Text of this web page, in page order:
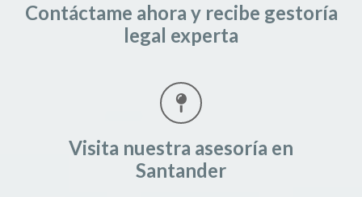
Contáctame ahora y recibe gestoría
legal experta
Visita nuestra asesoría en
Santander